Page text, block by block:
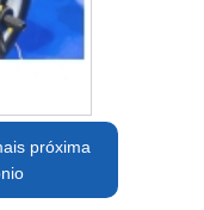
próxima